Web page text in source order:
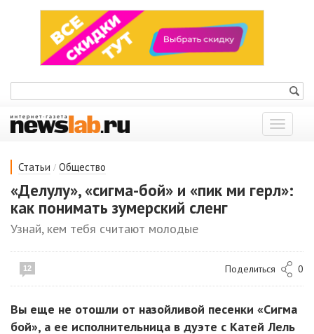
Показать
меню
Статьи / Общество
«Делулу», «сигма-бой» и «пик ми герл»:
как понимать зумерский сленг
Узнай, кем тебя считают молодые
12 Поделиться 0
Вы еще не отошли от назойливой песенки «Сигма
бой», а ее исполнительница в дуэте с Катей Лель